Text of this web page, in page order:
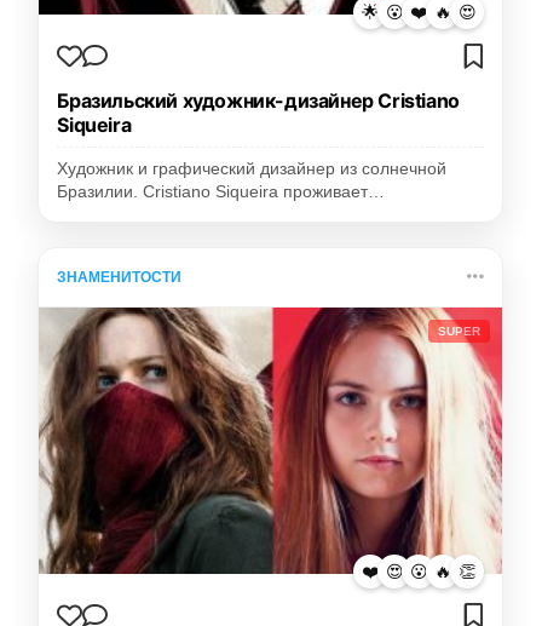
🌟 😮 ❤️ 🔥 😍
Бразильский художник-дизайнер Cristiano
Siqueira
Художник и графический дизайнер из солнечной
Бразилии. Cristiano Siqueira проживает…
ЗНАМЕНИТОСТИ
SUPER
❤️ 😍 😮 🔥 👏